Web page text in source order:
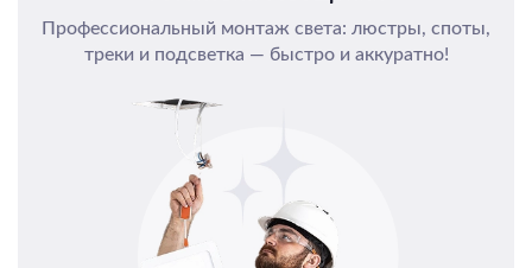
Профессиональный монтаж света: люстры, споты,
треки и подсветка — быстро и аккуратно!